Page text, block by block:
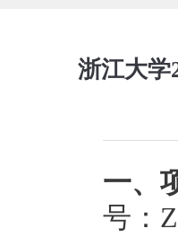
浙江大学
一、
号：